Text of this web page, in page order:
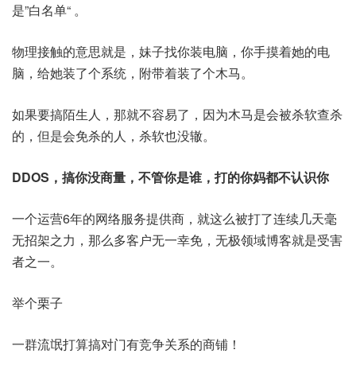
是”白名单“ 。
物理接触的意思就是，妹子找你装电脑，你手摸着她的电
脑，给她装了个系统，附带着装了个木马。
如果要搞陌生人，那就不容易了，因为木马是会被杀软查杀
的，但是会免杀的人，杀软也没辙。
DDOS，搞你没商量，不管你是谁，打的你妈都不认识你
一个运营6年的网络服务提供商，就这么被打了连续几天毫
无招架之力，那么多客户无一幸免，无极领域博客就是受害
者之一。
举个栗子
一群流氓打算搞对门有竞争关系的商铺！